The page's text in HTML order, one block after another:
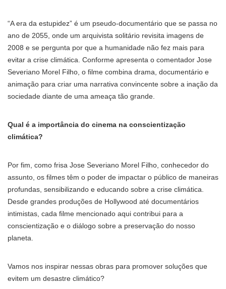
“A era da estupidez” é um pseudo-documentário que se passa no
ano de 2055, onde um arquivista solitário revisita imagens de
2008 e se pergunta por que a humanidade não fez mais para
evitar a crise climática. Conforme apresenta o comentador Jose
Severiano Morel Filho, o filme combina drama, documentário e
animação para criar uma narrativa convincente sobre a inação da
sociedade diante de uma ameaça tão grande.
Qual é a importância do cinema na conscientização
climática?
Por fim, como frisa Jose Severiano Morel Filho, conhecedor do
assunto, os filmes têm o poder de impactar o público de maneiras
profundas, sensibilizando e educando sobre a crise climática.
Desde grandes produções de Hollywood até documentários
intimistas, cada filme mencionado aqui contribui para a
conscientização e o diálogo sobre a preservação do nosso
planeta.
Vamos nos inspirar nessas obras para promover soluções que
evitem um desastre climático?